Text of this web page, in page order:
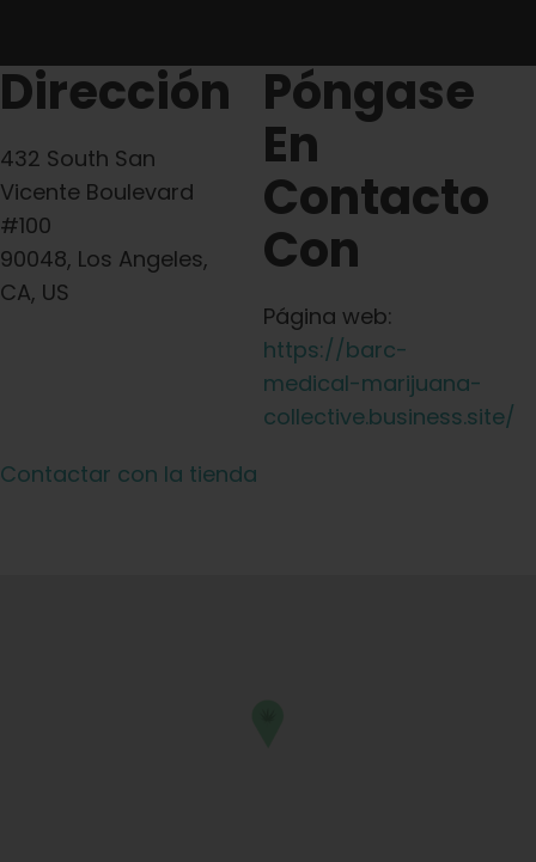
Dirección
432 South San
Vicente Boulevard
#100
90048, Los Angeles,
CA, US
Póngase
En
Contacto
Con
Página web:
https://barc-
medical-marijuana-
collective.business.site/
Contactar con la tienda